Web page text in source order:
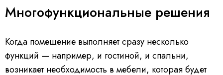
Многофункциональные решения
Когда помещение выполняет сразу несколько
функций — например, и гостиной, и спальни,
возникает необходимость в мебели, которая будет